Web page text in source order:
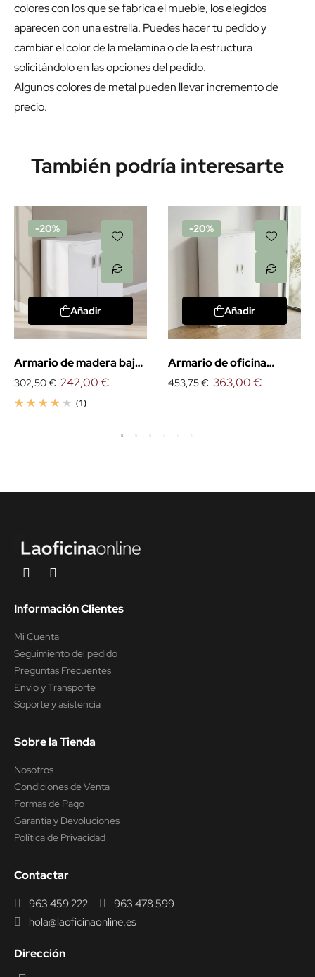
colores con los que se fabrica el mueble, los elegidos
aparecen con una estrella. Puedes hacer tu pedido y
cambiar el color de la melamina o de la estructura
solicitándolo en las opciones del pedido.
Algunos colores de metal pueden llevar incremento de
precio.
También podría interesarte
-20%
Añadir
Armario de madera bajo
con puertas
302,50 €
(1)
242,00 €
-20%
Añadir
Armario de oficina
medio con puertas
453,75 € 363,00 €
Información Clientes
Mi Cuenta
Seguimiento del pedido
Preguntas Frecuentes
Envío y Transporte
Soporte y asistencia
Sobre la Tienda
Nosotros
Condiciones de Venta
Formas de Pago
Garantía y Devoluciones
Política de Privacidad
Contactar
963 459 222
963 478 599
hola@laoficinaonline.es
Dirección